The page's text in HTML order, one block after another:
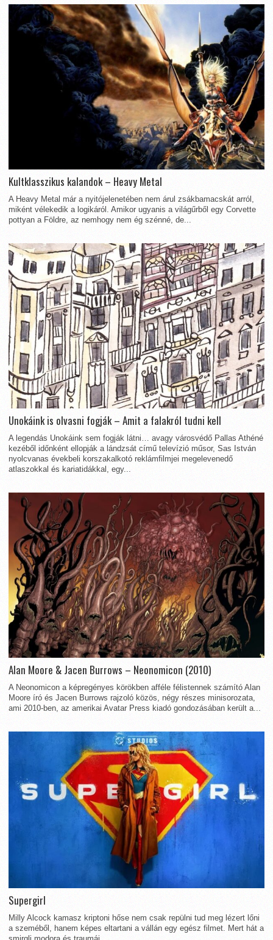
Kultklasszikus kalandok – Heavy Metal
A Heavy Metal már a nyitójelenetében nem árul zsákbamacskát arról,
miként vélekedik a logikáról. Amikor ugyanis a világűrből egy Corvette
pottyan a Földre, az nemhogy nem ég szénné, de...
Unokáink is olvasni fogják – Amit a falakról tudni kell
A legendás Unokáink sem fogják látni… avagy városvédő Pallas Athéné
kezéből időnként ellopják a lándzsát című televízió műsor, Sas István
nyolcvanas évekbeli korszakalkotó reklámfilmjei megelevenedő
atlaszokkal és kariatidákkal, egy...
Alan Moore & Jacen Burrows – Neonomicon (2010)
A Neonomicon a képregényes körökben afféle félistennek számító Alan
Moore író és Jacen Burrows rajzoló közös, négy részes minisorozata,
ami 2010-ben, az amerikai Avatar Press kiadó gondozásában került a...
Supergirl
Milly Alcock kamasz kriptoni hőse nem csak repülni tud meg lézert lőni
a szeméből, hanem képes eltartani a vállán egy egész filmet. Mert hát a